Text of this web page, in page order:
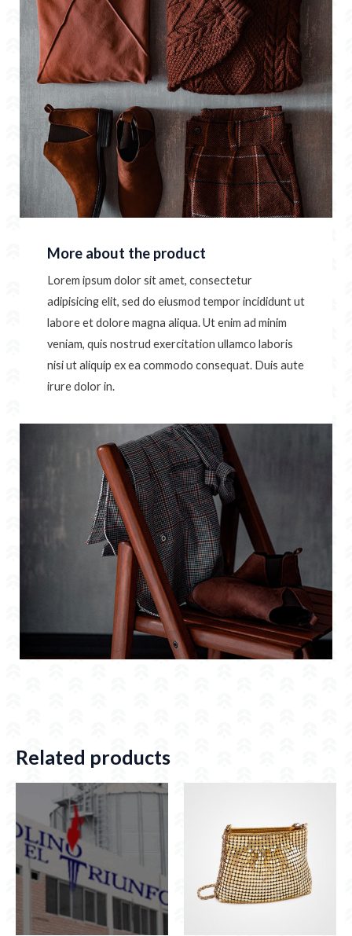
More about the product
Lorem ipsum dolor sit amet, consectetur
adipisicing elit, sed do eiusmod tempor incididunt ut
labore et dolore magna aliqua. Ut enim ad minim
veniam, quis nostrud exercitation ullamco laboris
nisi ut aliquip ex ea commodo consequat. Duis aute
irure dolor in.
Related products